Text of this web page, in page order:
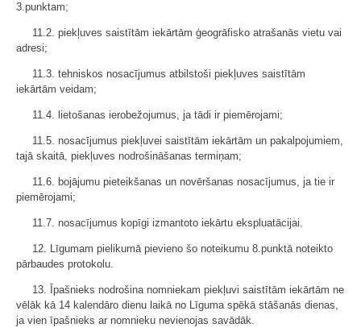
3.punktam;
11.2. piekļuves saistītām iekārtām ģeogrāfisko atrašanās vietu vai
adresi;
11.3. tehniskos nosacījumus atbilstoši piekļuves saistītām
iekārtām veidam;
11.4. lietošanas ierobežojumus, ja tādi ir piemērojami;
11.5. nosacījumus piekļuvei saistītām iekārtām un pakalpojumiem,
tajā skaitā, piekļuves nodrošināšanas termiņam;
11.6. bojājumu pieteikšanas un novēršanas nosacījumus, ja tie ir
piemērojami;
11.7. nosacījumus kopīgi izmantoto iekārtu ekspluatācijai.
12. Līgumam pielikumā pievieno šo noteikumu 8.punktā noteikto
pārbaudes protokolu.
13. Īpašnieks nodrošina nomniekam piekļuvi saistītām iekārtām ne
vēlāk kā 14 kalendāro dienu laikā no Līguma spēkā stāšanās dienas,
ja vien īpašnieks ar nomnieku nevienojas savādāk.